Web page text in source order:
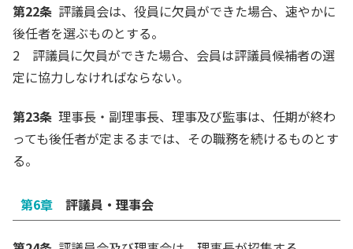
第22条 評議員会は、役員に欠員ができた場合、速やかに
後任者を選ぶものとする。
2 評議員に欠員ができた場合、会員は評議員候補者の選
定に協力しなければならない。
第23条 理事長・副理事長、理事及び監事は、任期が終わ
っても後任者が定まるまでは、その職務を続けるものとす
る。
第6章評議員・理事会